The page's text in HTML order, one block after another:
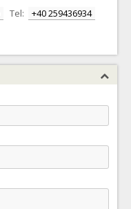
Tel:
+40 259436934